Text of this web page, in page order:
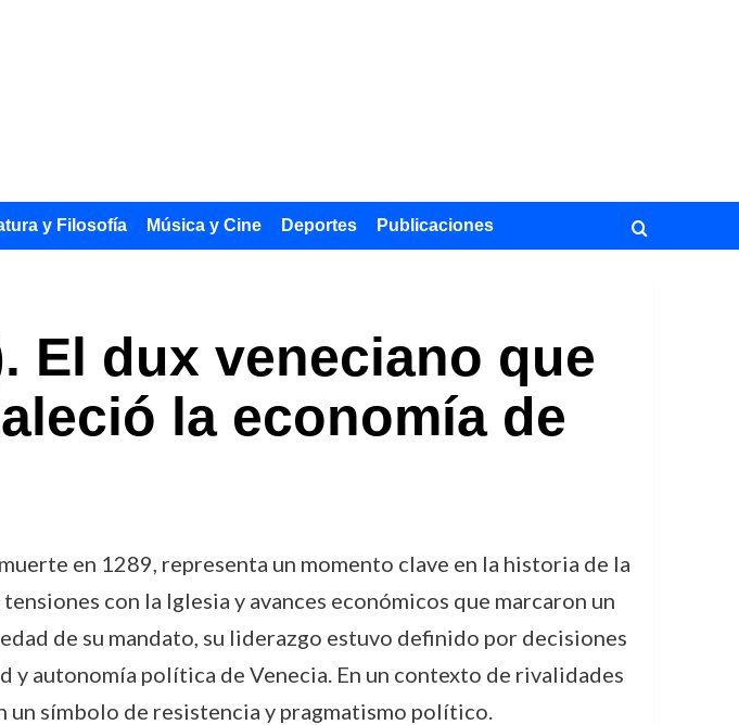
y Filosofía Música y Cine Deportes Publicaciones
El dux veneciano que
la economía de
en 1289, representa un momento clave en la historia de la
con la Iglesia y avances económicos que marcaron un
de su mandato, su liderazgo estuvo definido por decisiones
autonomía política de Venecia. En un contexto de rivalidades
un símbolo de resistencia y pragmatismo político.